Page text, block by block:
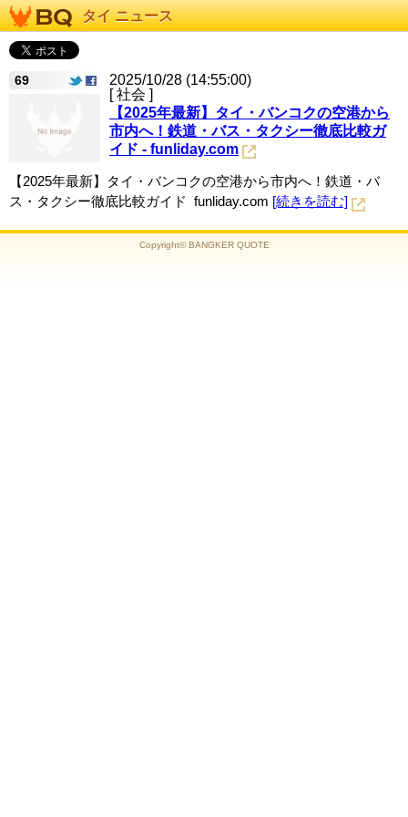
タイ ニュース
69
2025/10/28 (14:55:00)
[ 社会 ]
【2025年最新】タイ・バンコクの空港から
市内へ！鉄道・バス・タクシー徹底比較ガ
イド - funliday.com
【2025年最新】タイ・バンコクの空港から市内へ！鉄道・バ
ス・タクシー徹底比較ガイド funliday.com [続きを読む]
Copyright© BANGKER QUOTE